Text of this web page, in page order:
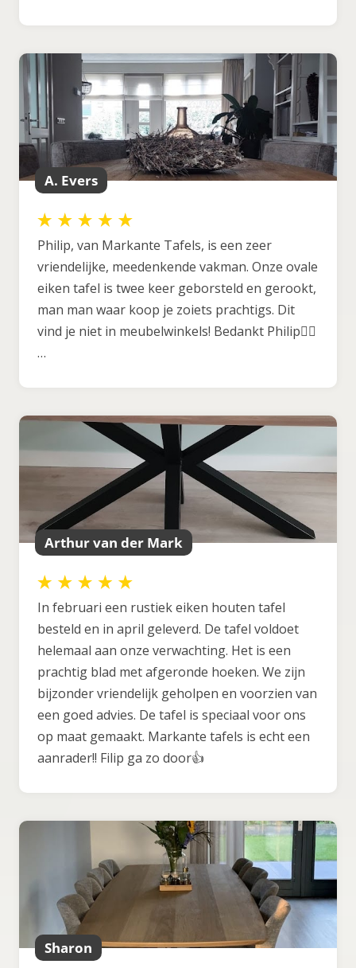
A. Evers
Philip, van Markante Tafels, is een zeer
vriendelijke, meedenkende vakman. Onze ovale
eiken tafel is twee keer geborsteld en gerookt,
man man waar koop je zoiets prachtigs. Dit
vind je niet in meubelwinkels! Bedankt Philip👍🏼
…
Arthur van der Mark
In februari een rustiek eiken houten tafel
besteld en in april geleverd. De tafel voldoet
helemaal aan onze verwachting. Het is een
prachtig blad met afgeronde hoeken. We zijn
bijzonder vriendelijk geholpen en voorzien van
een goed advies. De tafel is speciaal voor ons
op maat gemaakt. Markante tafels is echt een
aanrader!! Filip ga zo door👍
Sharon